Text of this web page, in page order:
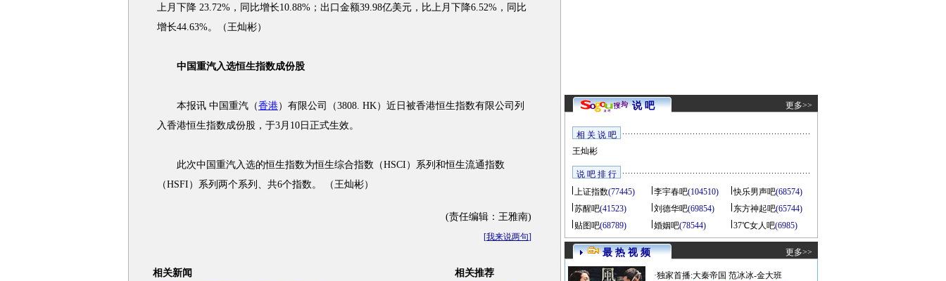
上月下降 23.72%，同比增长10.88%；出口金额39.98亿美元，比上月下降6.52%，同比
增长44.63%。（王灿彬）
中国重汽入选恒生指数成份股
本报讯 中国重汽（香港）有限公司（3808. HK）近日被香港恒生指数有限公司列
入香港恒生指数成份股，于3月10日正式生效。
此次中国重汽入选的恒生指数为恒生综合指数（HSCI）系列和恒生流通指数
（HSFI）系列两个系列、共6个指数。 （王灿彬）
(责任编辑：王雅南)
[我来说两句]
相关新闻
相关推荐
说 吧 更多>>
相 关 说 吧
王灿彬
说 吧 排 行
上证指数(77445) 李宇春吧(104510) 快乐男声吧(68574)
苏醒吧(41523) 刘德华吧(69854) 东方神起吧(65744)
贴图吧(68789) 婚姻吧(78544) 37℃女人吧(6985)
最 热 视 频 更多>>
·独家首播:大秦帝国 范冰冰-金大班